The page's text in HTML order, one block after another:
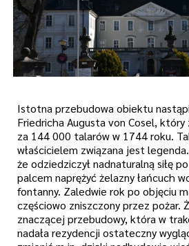
Istotna przebudowa obiektu
Friedricha Augusta von Cosel, który
za 144 000 talarów w 1744 roku.
właścicielem związana jest legenda.
że odziedziczył nadnaturalną siłę
palcem naprężyć żelazny łańcuch
fontanny. Zaledwie rok po objęciu
częściowo zniszczony przez pożar.
znaczącej przebudowy, która w
nadała rezydencji ostateczny